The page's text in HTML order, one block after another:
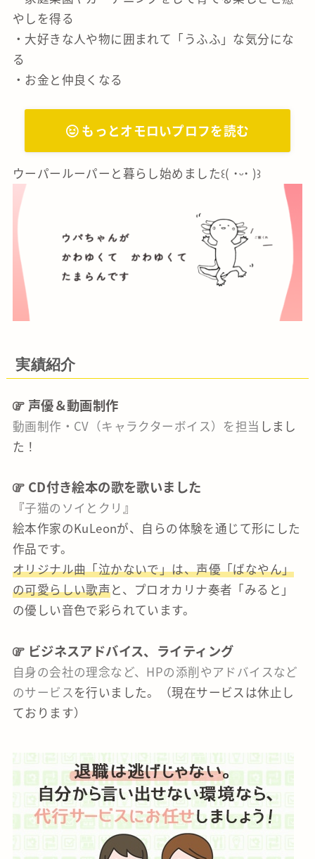
やしを得る
・大好きな人や物に囲まれて「うふふ」な気分にな
る
・お金と仲良くなる
もっとオモロいプロフを読む
ウーパールーパーと暮らし始めました꒰( ˙ᵕ‎˙ )꒱
実績紹介
声優＆動画制作
動画制作・CV（キャラクターボイス）を担当 しまし
た！
CD付き絵本の歌を歌いました
『子猫のソイとクリ 』
絵本作家のKuLeonが、自らの体験を通じて形にした
作品です。
オリジナル曲「泣かないで」は、声優「ばなやん」
の可愛らしい歌声と、プロオカリナ奏者「みると」
の優しい音色で彩られています。
ビジネスアドバイス、ライティング
自身の会社の理念など、HPの添削やアドバイスなど
のサービスを行いました。（現在サービスは休止し
ております）